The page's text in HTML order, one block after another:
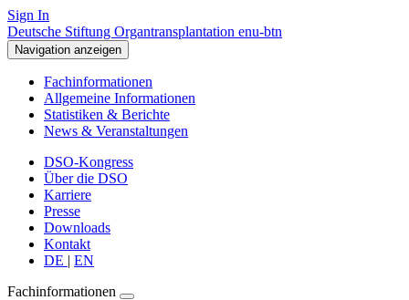
Sign In
Deutsche Stiftung Organtransplantation enu-btn
Navigation anzeigen
Fachinformationen
Allgemeine Informationen
Statistiken & Berichte
News & Veranstaltungen
DSO-Kongress
Über die DSO
Karriere
Presse
Downloads
Kontakt
DE | EN
Fachinformationen